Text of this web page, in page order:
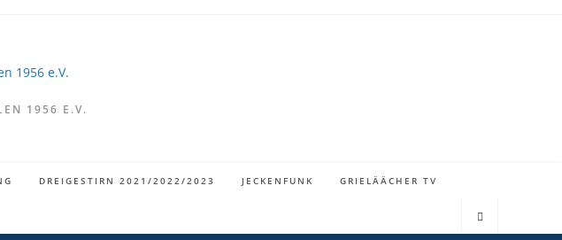
1956 E.V.
DREIGESTIRN 2021/2022/2023 JECKENFUNK GRIELÄÄCHER TV